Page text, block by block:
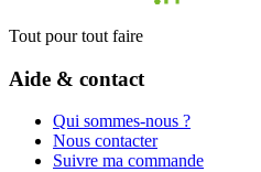
Tout pour tout faire
Aide & contact
Qui sommes-nous ?
Nous contacter
Suivre ma commande